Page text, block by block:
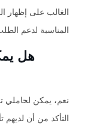
المناسبة لدعم
التأكد من أن